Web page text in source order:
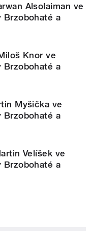
Alsolaiman ve
Brzobohaté a
Knor ve
Brzobohaté a
Myšička ve
Brzobohaté a
Velíšek ve
Brzobohaté a